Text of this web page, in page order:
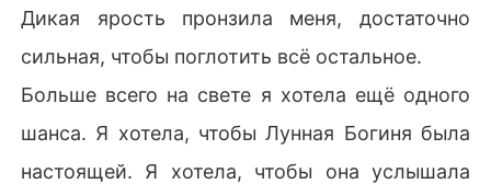
Дикая ярость пронзила меня, достаточно
сильная, чтобы поглотить всё остальное.
Больше всего на свете я хотела ещё одного
шанса. Я хотела, чтобы Лунная Богиня была
настоящей. Я хотела, чтобы она услышала